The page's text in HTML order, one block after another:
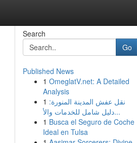
Search
Go
Published News
1 OmeglatV.net: A Detailed
Analysis
1 نقل عفش المدينة المنورة:
دليل شامل للخدمات والأ...
1 Busca el Seguro de Coche
Ideal en Tulsa